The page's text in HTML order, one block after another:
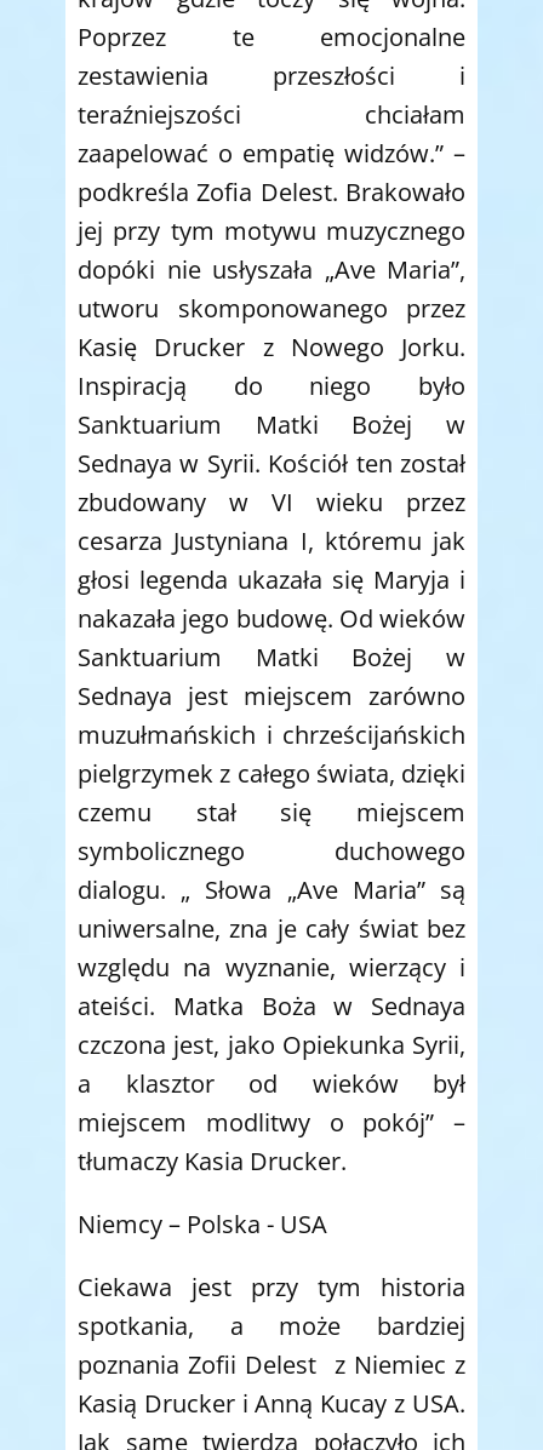
Poprzez te emocjonalne
zestawienia przeszłości i
teraźniejszości chciałam
zaapelować o empatię widzów.” –
podkreśla Zofia Delest. Brakowało
jej przy tym motywu muzycznego
dopóki nie usłyszała „Ave Maria”,
utworu skomponowanego przez
Kasię Drucker z Nowego Jorku.
Inspiracją do niego było
Sanktuarium Matki Bożej w
Sednaya w Syrii. Kościół ten został
zbudowany w VI wieku przez
cesarza Justyniana I, któremu jak
głosi legenda ukazała się Maryja i
nakazała jego budowę. Od wieków
Sanktuarium Matki Bożej w
Sednaya jest miejscem zarówno
muzułmańskich i chrześcijańskich
pielgrzymek z całego świata, dzięki
czemu stał się miejscem
symbolicznego duchowego
dialogu. „ Słowa „Ave Maria” są
uniwersalne, zna je cały świat bez
względu na wyznanie, wierzący i
ateiści. Matka Boża w Sednaya
czczona jest, jako Opiekunka Syrii,
a klasztor od wieków był
miejscem modlitwy o pokój” –
tłumaczy Kasia Drucker.
Niemcy – Polska - USA
Ciekawa jest przy tym historia
spotkania, a może bardziej
poznania Zofii Delest z Niemiec z
Kasią Drucker i Anną Kucay z USA.
Jak same twierdzą połączyło ich